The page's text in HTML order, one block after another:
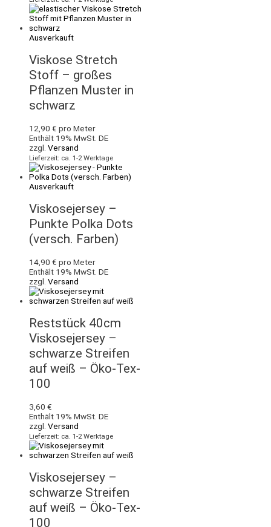
Ausverkauft
Viskose Stretch
Stoff – großes
Pflanzen Muster in
schwarz
12,90 € pro Meter
Enthält 19% MwSt. DE
zzgl. Versand
Lieferzeit: ca. 1-2 Werktage
Ausverkauft
Viskosejersey –
Punkte Polka Dots
(versch. Farben)
14,90 € pro Meter
Enthält 19% MwSt. DE
zzgl. Versand
Reststück 40cm
Viskosejersey –
schwarze Streifen
auf weiß – Öko-Tex-
100
3,60 €
Enthält 19% MwSt. DE
zzgl. Versand
Lieferzeit: ca. 1-2 Werktage
Viskosejersey –
schwarze Streifen
auf weiß – Öko-Tex-
100